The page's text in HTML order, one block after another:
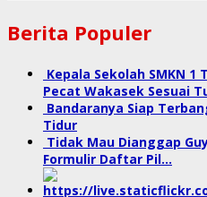
Berita Populer
Kepala Sekolah SMKN
Pecat Wakasek Sesuai
Bandaranya Siap
Tidur
Tidak Mau Dianggap
Formulir Daftar Pil…